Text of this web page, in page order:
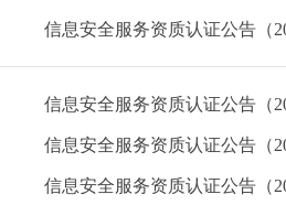
信息安全服务资质认证公告（
信息安全服务资质认证公告（
信息安全服务资质认证公告（
信息安全服务资质认证公告（